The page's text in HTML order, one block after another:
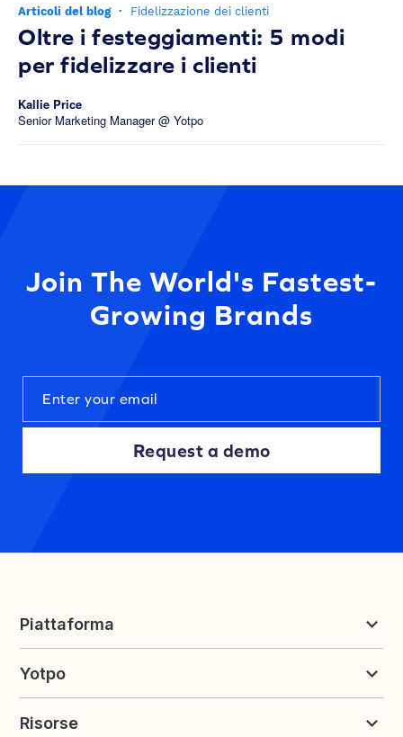
Articoli del blog · Fidelizzazione dei clienti
Oltre i festeggiamenti: 5 modi
per fidelizzare i clienti
Kallie Price
Senior Marketing Manager @ Yotpo
Join The World's Fastest-
Growing Brands
Request a demo
Piattaforma
Fidelizzazione e Referral
Yotpo
Contattaci
Risorse